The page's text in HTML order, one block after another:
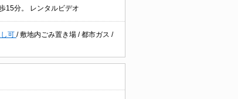
15分。 レンタルビデオ
可 /敷地内ごみ置き場 /都市ガス /